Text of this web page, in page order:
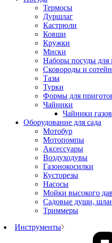
Термосы
Дуршлаг
Кастрюли
Ковши
Кружки
Миски
Наборы посуды для
Сковороды и
Тазы
Турки
Формы для
Чайники
Чайники
Оборудование для сада
Мотобур
Мотопомпы
Аксессуары
Воздуходувы
Газонокосилки
Кусторезы
Насосы
Мойки высокого
Садовые души,
Триммеры
Инструменты